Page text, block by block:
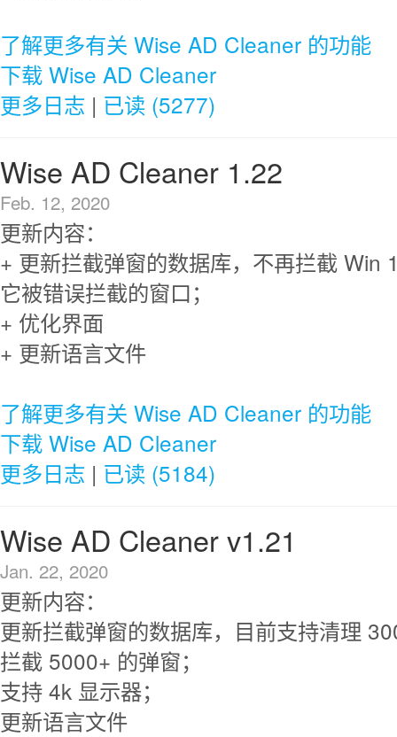
了解更多有关 Wise AD Cleaner 的功能
下载 Wise AD Cleaner
更多日志 | 已读 (5277)
Wise AD Cleaner 1.22
Feb. 12, 2020
更新内容：
+ 更新拦截弹窗的数据库，不再拦截 Win
它被错误拦截的窗口；
+ 优化界面
+ 更新语言文件
了解更多有关 Wise AD Cleaner 的功能
下载 Wise AD Cleaner
更多日志 | 已读 (5184)
Wise AD Cleaner v1.21
Jan. 22, 2020
更新内容：
更新拦截弹窗的数据库，目前支持清理
拦截 5000+ 的弹窗；
支持 4k 显示器；
更新语言文件